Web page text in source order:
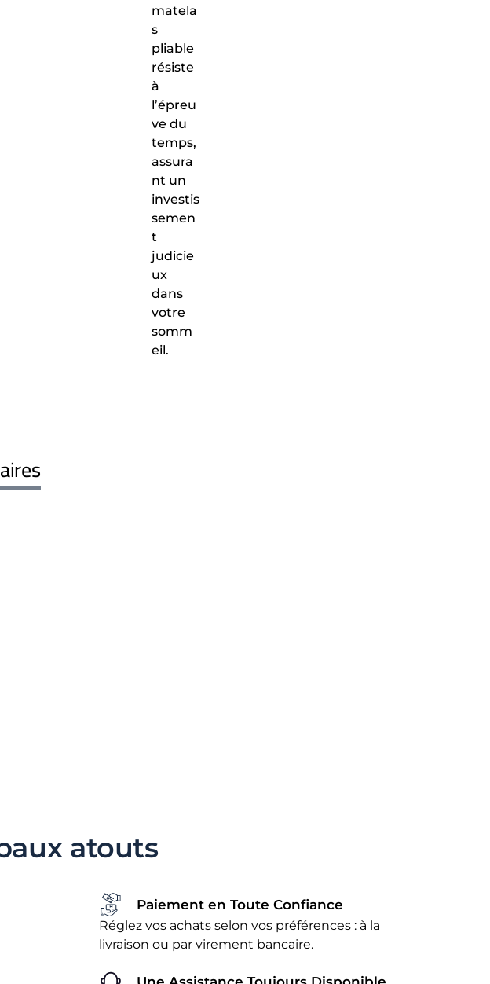
matela
s
pliable
résiste
à
l’épreu
ve du
temps,
assura
nt un
investis
semen
t
judicie
ux
dans
votre
somm
eil.
atouts
Paiement en Toute Confiance
Réglez vos achats selon vos préférences : à la
livraison ou par virement bancaire.